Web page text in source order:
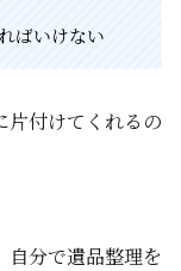
ばいけない
片付けてくれるの
自分で遺品整理を